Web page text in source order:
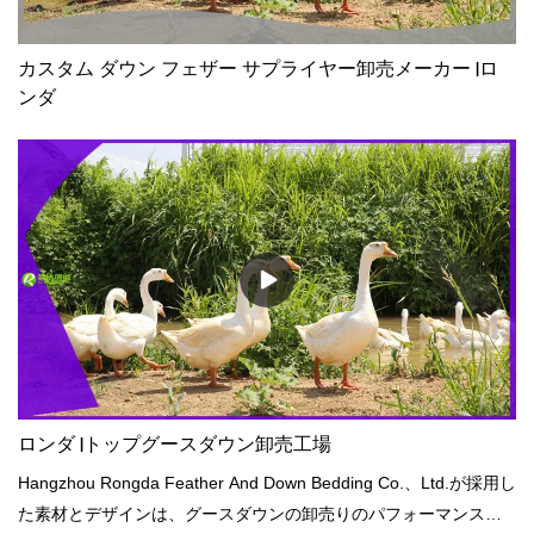
カスタム ダウン フェザー サプライヤー卸売メーカー |ロ
ンダ
ロンダ |トップグースダウン卸売工場
Hangzhou Rongda Feather And Down Bedding Co.、Ltd.が採用し
た素材とデザインは、グースダウンの卸売りのパフォーマンスを